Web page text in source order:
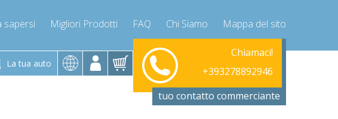
sapersi Migliori Prodotti FAQ Chi Siamo Mappa del sito
La tua auto
Chiamaci!
+393278892946
tuo contatto commerciante